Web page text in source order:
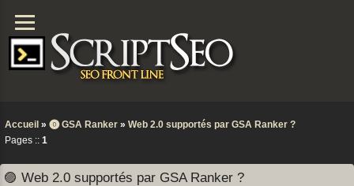
Accueil » ⓿ GSA Ranker » Web 2.0 supportés par GSA Ranker ?
Pages :: 1
🟣 Web 2.0 supportés par GSA Ranker ?